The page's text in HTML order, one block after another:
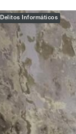
Delitos Informáticos